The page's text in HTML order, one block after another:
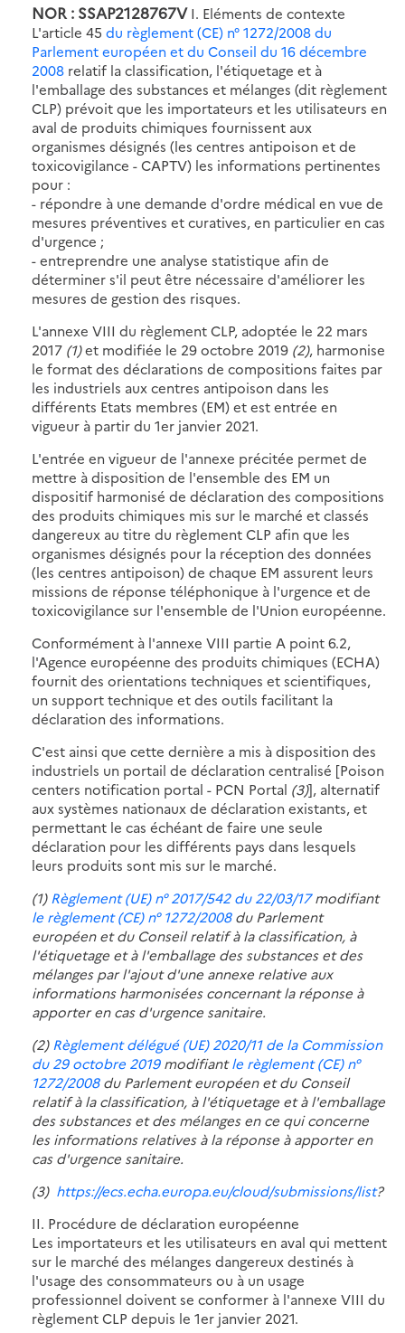
NOR : SSAP2128767V I. Eléments de contexte
L'article 45 du règlement (CE) n° 1272/2008 du
Parlement européen et du Conseil du 16 décembre
2008 relatif la classification, l'étiquetage et à
l'emballage des substances et mélanges (dit règlement
CLP) prévoit que les importateurs et les utilisateurs en
aval de produits chimiques fournissent aux
organismes désignés (les centres antipoison et de
toxicovigilance - CAPTV) les informations pertinentes
pour :
- répondre à une demande d'ordre médical en vue de
mesures préventives et curatives, en particulier en cas
d'urgence ;
- entreprendre une analyse statistique afin de
déterminer s'il peut être nécessaire d'améliorer les
mesures de gestion des risques.
L'annexe VIII du règlement CLP, adoptée le 22 mars
2017 (1)et modifiée le 29 octobre 2019 (2), harmonise
le format des déclarations de compositions faites par
les industriels aux centres antipoison dans les
différents Etats membres (EM) et est entrée en
vigueur à partir du 1er janvier 2021.
L'entrée en vigueur de l'annexe précitée permet de
mettre à disposition de l'ensemble des EM un
dispositif harmonisé de déclaration des compositions
des produits chimiques mis sur le marché et classés
dangereux au titre du règlement CLP afin que les
organismes désignés pour la réception des données
(les centres antipoison) de chaque EM assurent leurs
missions de réponse téléphonique à l'urgence et de
toxicovigilance sur l'ensemble de l'Union européenne.
Conformément à l'annexe VIII partie A point 6.2,
l'Agence européenne des produits chimiques (ECHA)
fournit des orientations techniques et scientifiques,
un support technique et des outils facilitant la
déclaration des informations.
C'est ainsi que cette dernière a mis à disposition des
industriels un portail de déclaration centralisé [Poison
centers notification portal - PCN Portal (3)], alternatif
aux systèmes nationaux de déclaration existants, et
permettant le cas échéant de faire une seule
déclaration pour les différents pays dans lesquels
leurs produits sont mis sur le marché.
(1) Règlement (UE) n° 2017/542 du 22/03/17modifiant
le règlement (CE) n° 1272/2008du Parlement
européen et du Conseil relatif à la classification, à
l'étiquetage et à l'emballage des substances et des
mélanges par l'ajout d'une annexe relative aux
informations harmonisées concernant la réponse à
apporter en cas d'urgence sanitaire.
(2) Règlement délégué (UE) 2020/11 de la Commission
du 29 octobre 2019modifiantle règlement (CE) n°
1272/2008du Parlement européen et du Conseil
relatif à la classification, à l'étiquetage et à l'emballage
des substances et des mélanges en ce qui concerne
les informations relatives à la réponse à apporter en
cas d'urgence sanitaire.
(3) https://ecs.echa.europa.eu/cloud/submissions/list?
II. Procédure de déclaration européenne
Les importateurs et les utilisateurs en aval qui mettent
sur le marché des mélanges dangereux destinés à
l'usage des consommateurs ou à un usage
professionnel doivent se conformer à l'annexe VIII du
règlement CLP depuis le 1er janvier 2021.